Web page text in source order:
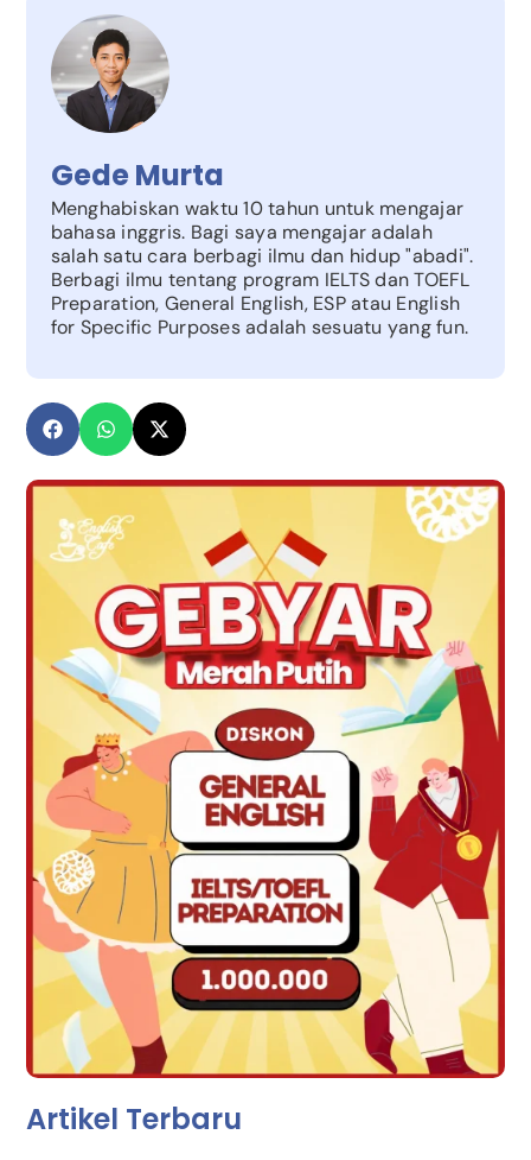
Gede Murta
Menghabiskan waktu 10 tahun untuk mengajar
bahasa inggris. Bagi saya mengajar adalah
salah satu cara berbagi ilmu dan hidup "abadi".
Berbagi ilmu tentang program IELTS dan TOEFL
Preparation, General English, ESP atau English
for Specific Purposes adalah sesuatu yang fun.
Artikel Terbaru